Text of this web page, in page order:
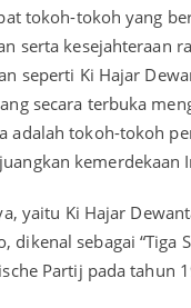
tokoh-tokoh yang
serta kesejahteraan
seperti Ki Hajar
secara terbuka
adalah tokoh-tokoh
kemerdekaan
yaitu Ki Hajar
dikenal sebagai “Tiga
Partij pada tahun